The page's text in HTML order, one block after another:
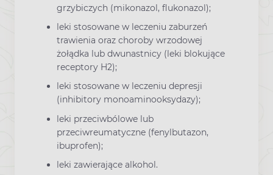
grzybiczych (mikonazol, flukonazol);
leki stosowane w leczeniu zaburzeń
trawienia oraz choroby wrzodowej
żołądka lub dwunastnicy (leki blokujące
receptory H2);
leki stosowane w leczeniu depresji
(inhibitory monoaminooksydazy);
leki przeciwbólowe lub
przeciwreumatyczne (fenylbutazon,
ibuprofen);
leki zawierające alkohol.